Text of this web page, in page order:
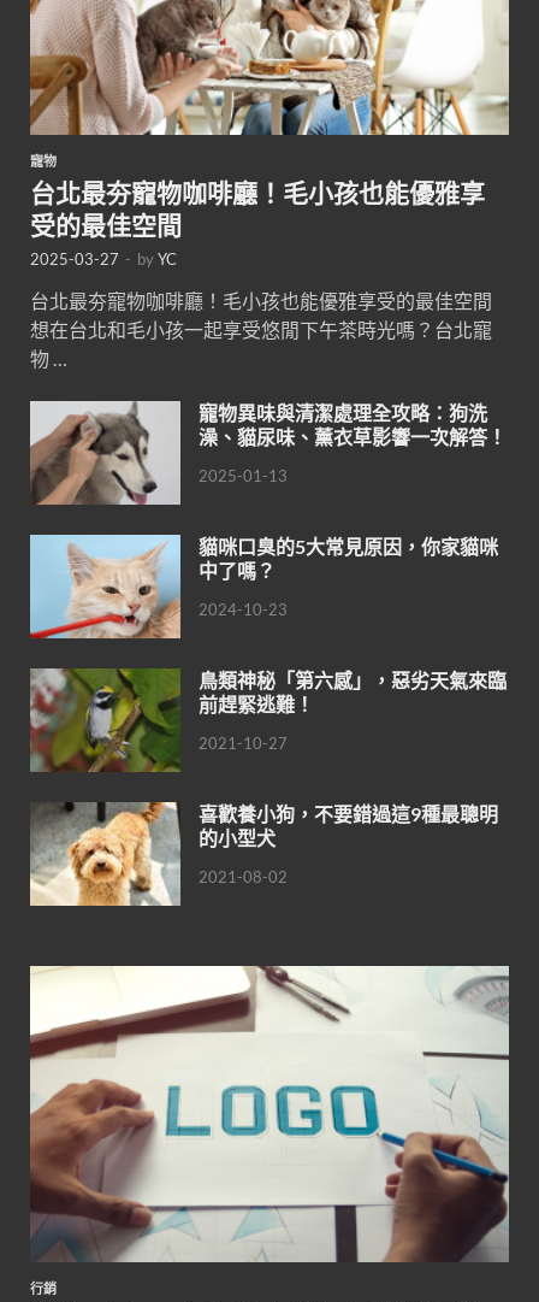
寵物
台北最夯寵物咖啡廳！毛小孩也能優雅享
受的最佳空間
2025-03-27 - byYC
台北最夯寵物咖啡廳！毛小孩也能優雅享受的最佳空間
想在台北和毛小孩一起享受悠閒下午茶時光嗎？台北寵
物 …
寵物異味與清潔處理全攻略：狗洗
澡、貓尿味、薰衣草影響一次解答！
2025-01-13
貓咪口臭的5大常見原因，你家貓咪
中了嗎？
2024-10-23
鳥類神秘「第六感」，惡劣天氣來臨
前趕緊逃難！
2021-10-27
喜歡養小狗，不要錯過這9種最聰明
的小型犬
2021-08-02
行銷